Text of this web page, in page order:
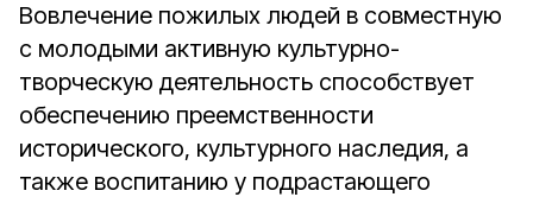
Вовлечение пожилых людей в совместную
с молодыми активную культурно-
творческую деятельность способствует
обеспечению преемственности
исторического, культурного наследия, а
также воспитанию у подрастающего